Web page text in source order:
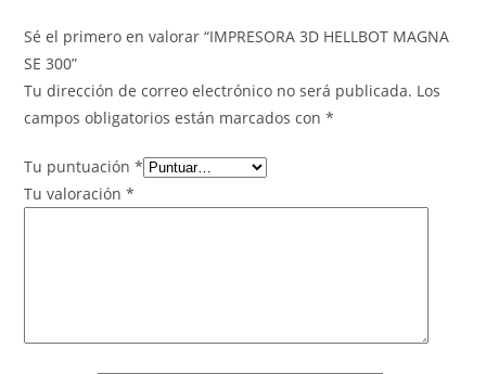
Sé el primero en valorar “IMPRESORA 3D HELLBOT MAGNA
SE 300”
Tu dirección de correo electrónico no será publicada. Los
campos obligatorios están marcados con*
Tu puntuación*
Tu valoración*